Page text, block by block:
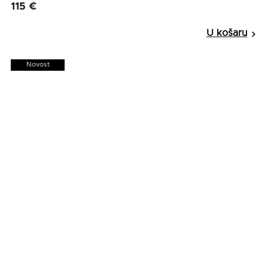
115 €
Novost